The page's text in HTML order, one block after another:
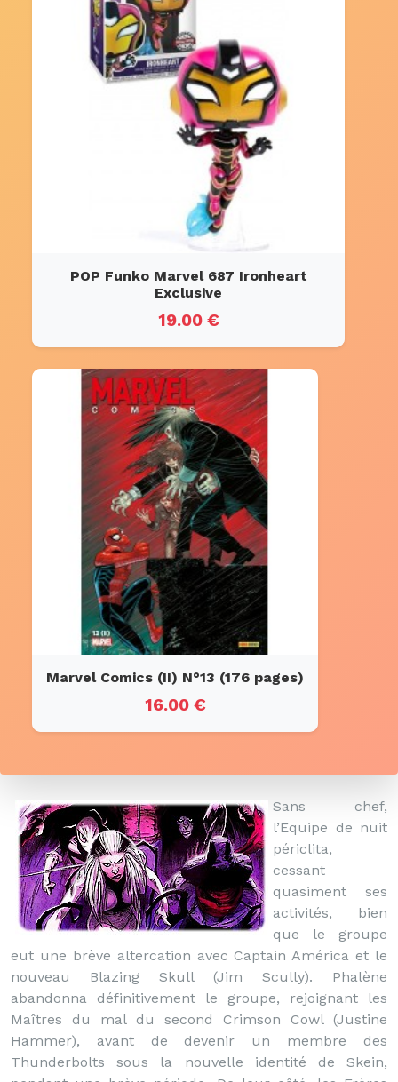
POP Funko Marvel 687 Ironheart
Exclusive
19.00 €
Marvel Comics (II) N°13 (176 pages)
16.00 €
Sans chef,
l’Equipe de nuit
périclita,
cessant
quasiment ses
activités, bien
que le groupe
eut une brève altercation avec Captain América et le
nouveau Blazing Skull (Jim Scully). Phalène
abandonna définitivement le groupe, rejoignant les
Maîtres du mal du second Crimson Cowl (Justine
Hammer), avant de devenir un membre des
Thunderbolts sous la nouvelle identité de Skein,